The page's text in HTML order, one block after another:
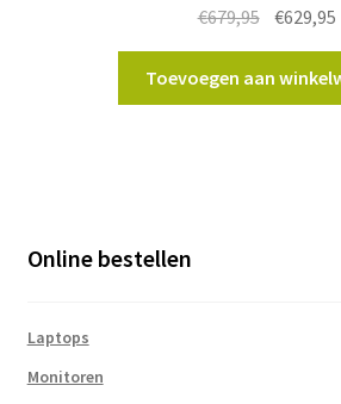
€679,95
prijs
was:
€679,95.
€629,95
Toevoegen aan
Online bestellen
Laptops
Monitoren